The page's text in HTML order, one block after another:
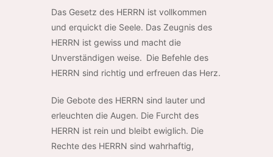
Das Gesetz des HERRN ist vollkommen
und erquickt die Seele. Das Zeugnis des
HERRN ist gewiss und macht die
Unverständigen weise. Die Befehle des
HERRN sind richtig und erfreuen das Herz.
Die Gebote des HERRN sind lauter und
erleuchten die Augen. Die Furcht des
HERRN ist rein und bleibt ewiglich. Die
Rechte des HERRN sind wahrhaftig,